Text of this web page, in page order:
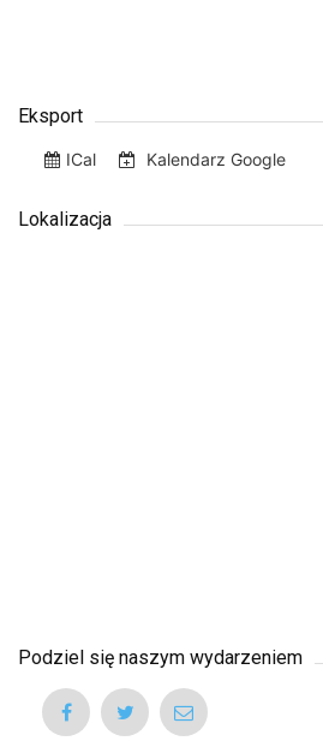
Eksport
ICal Kalendarz Google
Lokalizacja
Podziel się naszym wydarzeniem